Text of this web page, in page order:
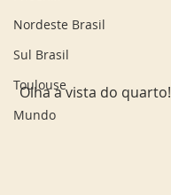
Nordeste Brasil
Sul Brasil
Toulouse
Mundo
Olha a vista do quarto!